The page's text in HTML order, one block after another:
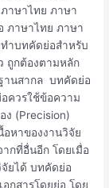
าษาไทย ภาษา
ภาษาไทย ภาษา
ำบทคัดย่อสำหรับ
ถูกต้องตามหลัก
านสากล บทคัดย่อ
ควรใช้ข้อความ
ง (Precision)
หาของงานวิจัย
ากที่อื่นอีก โดยเมื่อ
ยได้ บทคัดย่อ
กสารโดยย่อ โดย